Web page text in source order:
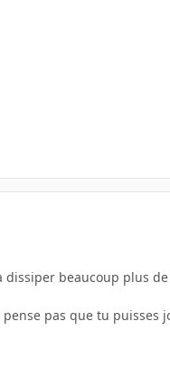
beaucoup plus
pas que tu puisses